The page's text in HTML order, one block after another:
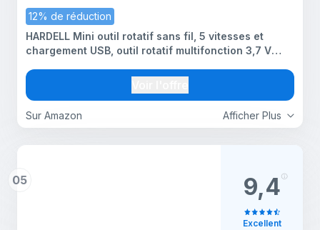
12% de réduction
Afficher Plus
Sur Amazon
HARDELL Mini outil rotatif sans fil, 5 vitesses et
chargement USB, outil rotatif multifonction 3,7 V
perçage, gravure, loisirs créatifs
05 9,4
Excellent